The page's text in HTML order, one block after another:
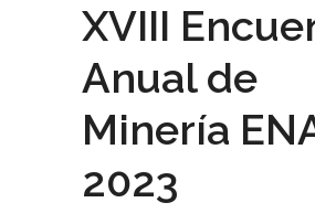
XVIII
Anual de
Minería
2023